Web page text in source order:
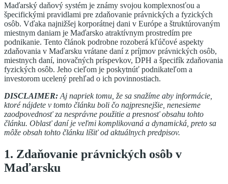
Maďarský daňový systém je známy svojou komplexnosťou a
špecifickými pravidlami pre zdaňovanie právnických a fyzických
osôb. Vďaka najnižšej korporátnej dani v Európe a štruktúrovaným
miestnym daniam je Maďarsko atraktívnym prostredím pre
podnikanie. Tento článok podrobne rozoberá kľúčové aspekty
zdaňovania v Maďarsku vrátane daní z príjmov právnických osôb,
miestnych daní, inovačných príspevkov, DPH a špecifík zdaňovania
fyzických osôb. Jeho cieľom je poskytnúť podnikateľom a
investorom ucelený prehľad o ich povinnostiach.
DISCLAIMER: Aj napriek tomu, že sa snažíme aby informácie,
ktoré nájdete v tomto článku boli čo najpresnejšie, nenesieme
zaodpovednosť za nesprávne použitie a presnosť obsahu tohto
článku. Oblasť daní je veľmi komplikovaná a dynamická, preto sa
môže obsah tohto článku líšiť od aktuálnych predpisov.
1. Zdaňovanie právnických osôb v
Maďarsku